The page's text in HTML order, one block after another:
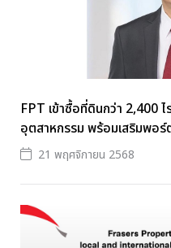
FPT เข้าซื้อที่ดินกว่า 2,400
อุตสาหกรรม พร้อมเสริมพอ
21 พฤศจิกายน 2568